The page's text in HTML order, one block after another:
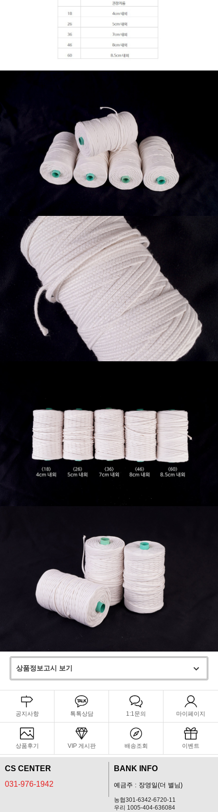
상품정보고시 보기
공지사항 톡톡상담 1:1문의 마이페이지
상품후기 VIP 게시판 배송조회 이벤트
CS CENTER
031-976-1942
BANK INFO
예금주 : 장영일(더 별님)
농협301-6342-6720-11
우리 1005-404-636084